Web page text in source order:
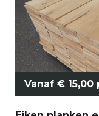
Vanaf € 15,00